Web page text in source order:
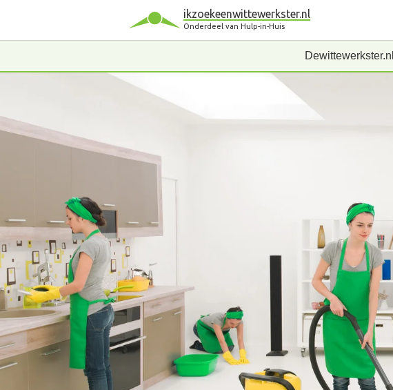
ikzoekeenwittewerkster.nl
Onderdeel van Hulp-in-Huis